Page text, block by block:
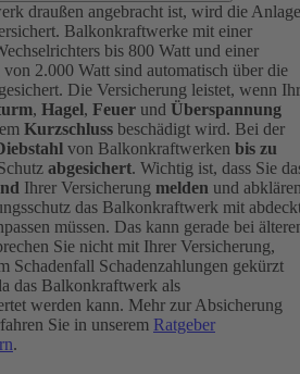
draußen angebracht ist, wird die Anlage
Balkonkraftwerke mit einer
bis 800 Watt und einer
2.000 Watt sind automatisch über die
Die Versicherung leistet, wenn Ihr
, Hagel, Feuer und Überspannung
Kurzschluss beschädigt wird. Bei der
von Balkonkraftwerken bis zu
abgesichert. Wichtig ist, dass Sie
Ihrer Versicherung melden und
das Balkonkraftwerk mit
müssen. Das kann gerade bei
Sie nicht mit Ihrer Versicherung,
Schadenfall Schadenzahlungen gekürzt
das Balkonkraftwerk als
werden kann. Mehr zur Absicherung
Sie in unserem Ratgeber
.